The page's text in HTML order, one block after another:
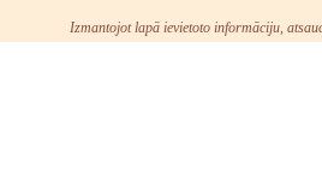
Izmantojot lapā ievietoto informāciju,